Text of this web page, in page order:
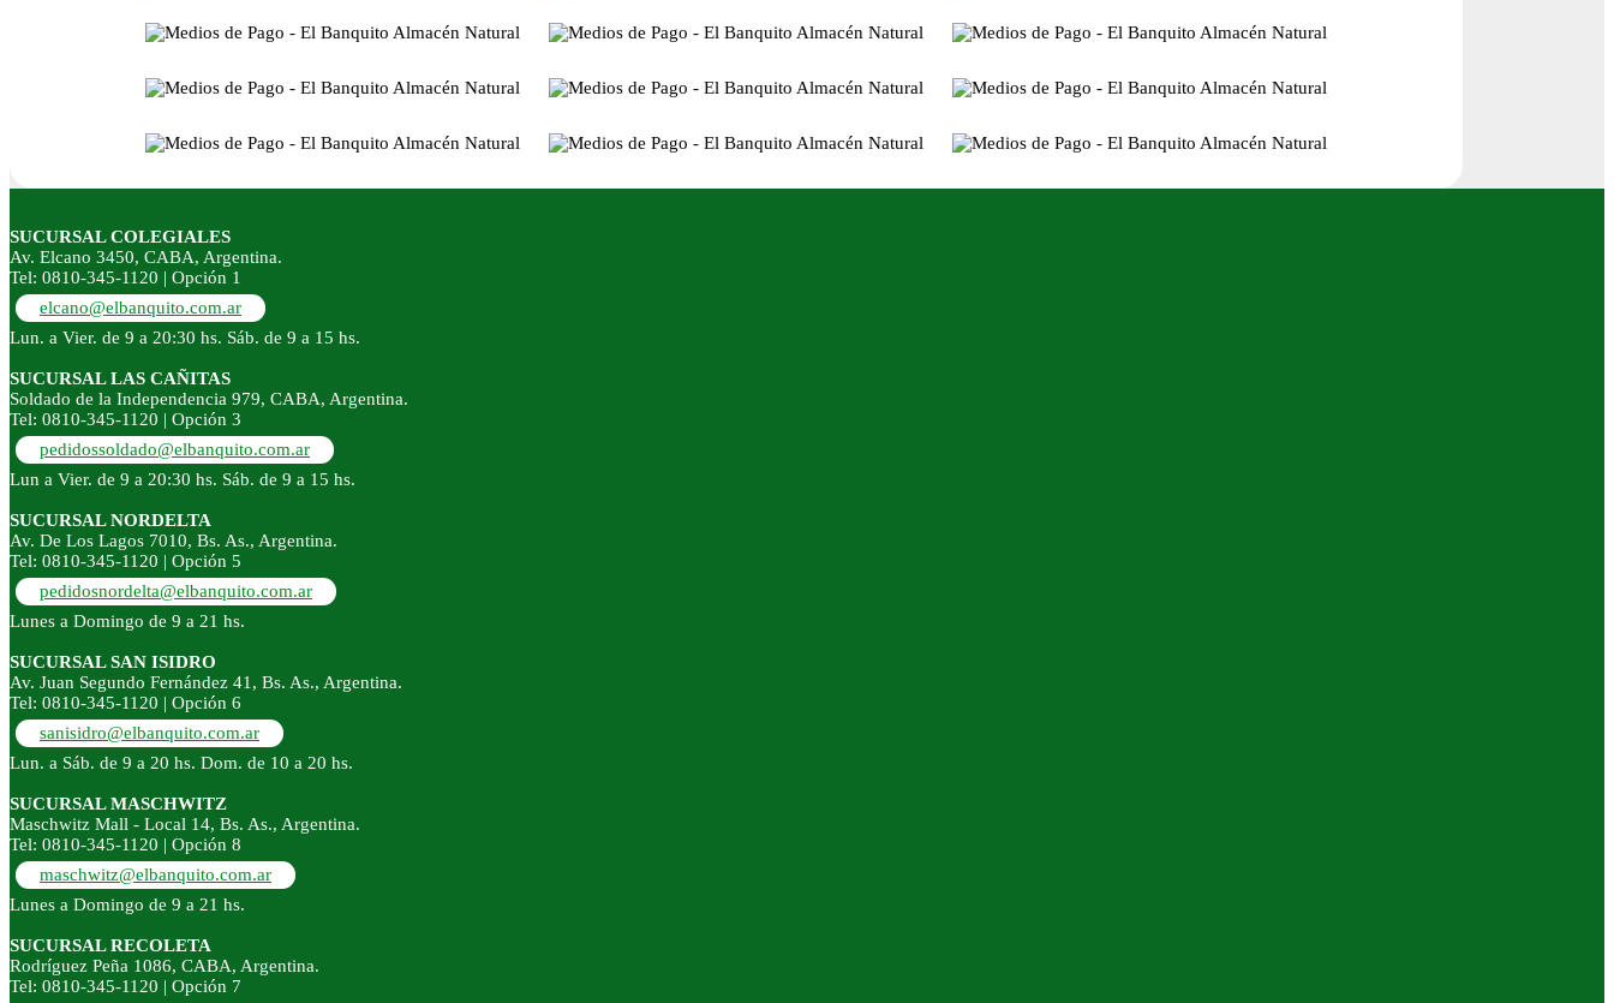
SUCURSAL COLEGIALES
Av. Elcano 3450, CABA, Argentina.
Tel: 0810-345-1120 | Opción 1
elcano@elbanquito.com.ar
Lun. a Vier. de 9 a 20:30 hs. Sáb. de 9 a 15 hs.
SUCURSAL LAS CAÑITAS
Soldado de la Independencia 979, CABA, Argentina.
Tel: 0810-345-1120 | Opción 3
pedidossoldado@elbanquito.com.ar
Lun a Vier. de 9 a 20:30 hs. Sáb. de 9 a 15 hs.
SUCURSAL NORDELTA
Av. De Los Lagos 7010, Bs. As., Argentina.
Tel: 0810-345-1120 | Opción 5
pedidosnordelta@elbanquito.com.ar
Lunes a Domingo de 9 a 21 hs.
SUCURSAL SAN ISIDRO
Av. Juan Segundo Fernández 41, Bs. As., Argentina.
Tel: 0810-345-1120 | Opción 6
sanisidro@elbanquito.com.ar
Lun. a Sáb. de 9 a 20 hs. Dom. de 10 a 20 hs.
SUCURSAL MASCHWITZ
Maschwitz Mall - Local 14, Bs. As., Argentina.
Tel: 0810-345-1120 | Opción 8
maschwitz@elbanquito.com.ar
Lunes a Domingo de 9 a 21 hs.
SUCURSAL RECOLETA
Rodríguez Peña 1086, CABA, Argentina.
Tel: 0810-345-1120 | Opción 7